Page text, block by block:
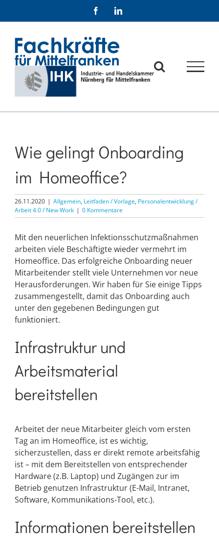
FacebookLinkedIn
Wie gelingt Onboarding
im Homeoffice?
26.11.2020 | Allgemein, Leitfaden / Vorlage, Personalentwicklung /
Arbeit 4.0 / New Work | 0 Kommentare
Mit den neuerlichen Infektionsschutzmaßnahmen
arbeiten viele Beschäftigte wieder vermehrt im
Homeoffice. Das erfolgreiche Onboarding neuer
Mitarbeitender stellt viele Unternehmen vor neue
Herausforderungen. Wir haben für Sie einige Tipps
zusammengestellt, damit das Onboarding auch
unter den gegebenen Bedingungen gut
funktioniert.
Infrastruktur und
Arbeitsmaterial
bereitstellen
Arbeitet der neue Mitarbeiter gleich vom ersten
Tag an im Homeoffice, ist es wichtig,
sicherzustellen, dass er direkt remote arbeitsfähig
ist – mit dem Bereitstellen von entsprechender
Hardware (z.B. Laptop) und Zugängen zur im
Betrieb genutzen Infrastruktur (E-Mail, Intranet,
Software, Kommunikations-Tool, etc.).
Informationen bereitstellen